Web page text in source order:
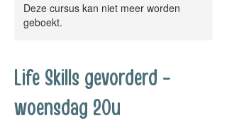
Deze cursus kan niet meer worden
geboekt.
Life Skills gevorderd -
woensdag 20u